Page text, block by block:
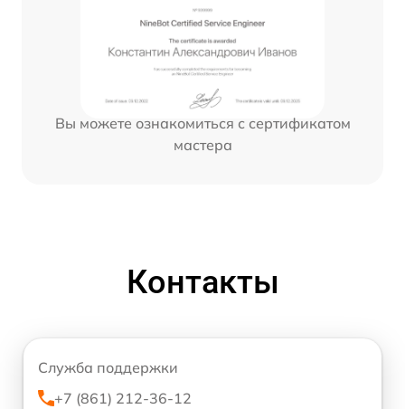
Вы можете ознакомиться с сертификатом
мастера
Контакты
Служба поддержки
+7 (861) 212-36-12